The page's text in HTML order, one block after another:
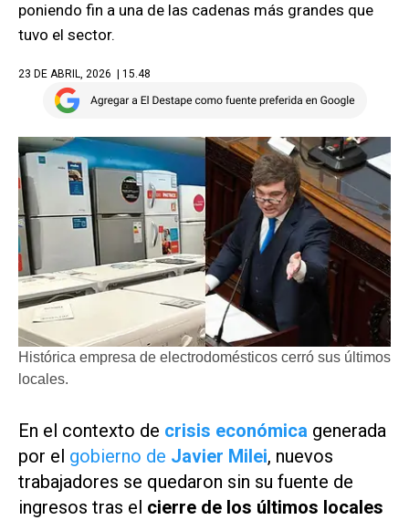
poniendo fin a una de las cadenas más grandes que
tuvo el sector.
23 DE ABRIL, 2026 | 15.48
Histórica empresa de electrodomésticos cerró sus últimos
locales.
En el contexto de crisis económica generada
por el gobierno de Javier Milei, nuevos
trabajadores se quedaron sin su fuente de
ingresos tras el cierre de los últimos locales